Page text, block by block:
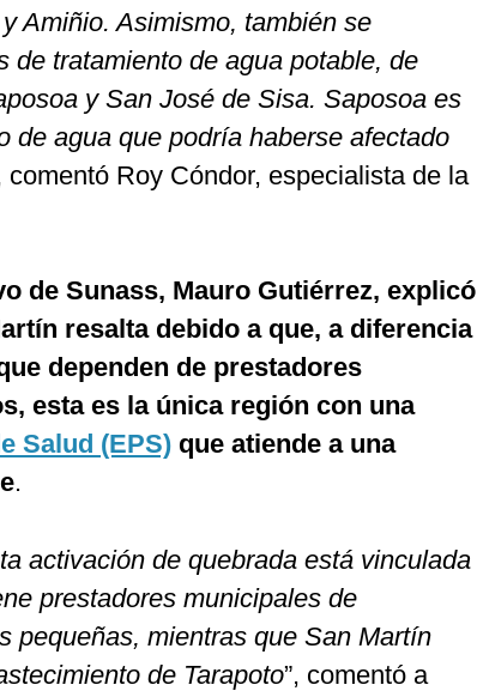
Amiñio. Asimismo, también se
de tratamiento de agua potable, de
y San José de Sisa. Saposoa es
de agua que podría haberse afectado
comentó Roy Cóndor, especialista de la
de Sunass, Mauro Gutiérrez, explicó
resalta debido a que, a diferencia
dependen de prestadores
esta es la única región con una
Salud (EPS) que atiende a una
.
activación de quebrada está vinculada
prestadores municipales de
pequeñas, mientras que San Martín
de Tarapoto”, comentó a